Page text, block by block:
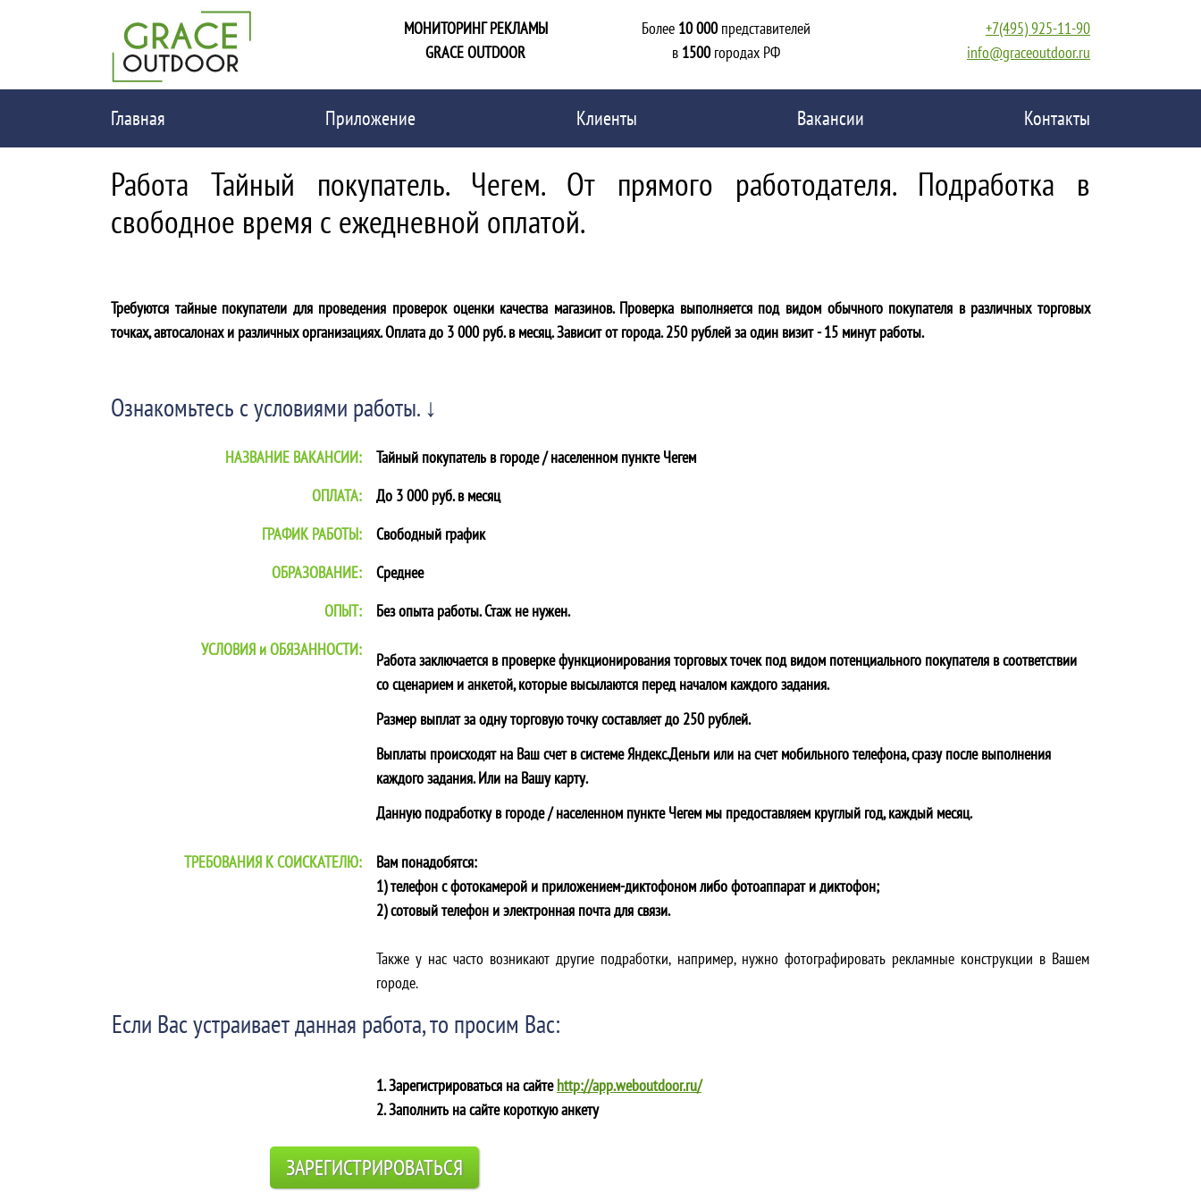
МОНИТОРИНГ РЕКЛАМЫ
GRACE OUTDOOR
Более 10 000представителей
в 1500городах РФ
+7(495) 925-11-90
info@graceoutdoor.ru
Главная Приложение Клиенты Вакансии Контакты
Работа Тайный покупатель. Чегем. От прямого работодателя. Подработка в
свободное время с ежедневной оплатой.
Требуются тайные покупатели для проведения проверок оценки качества магазинов. Проверка выполняется под видом обычного покупателя в различных торговых
точках, автосалонах и различных организациях. Оплата до 3 000 руб. в месяц. Зависит от города. 250 рублей за один визит - 15 минут работы.
Ознакомьтесь с условиями работы. ↓
НАЗВАНИЕ ВАКАНСИИ: Тайный покупатель в городе / населенном пунктеЧегем
ОПЛАТА:
До 3 000 руб. в месяц
ГРАФИК РАБОТЫ:
Свободный график
ОБРАЗОВАНИЕ:
Среднее
ОПЫТ:
Без опыта работы. Стаж не нужен.
УСЛОВИЯ и ОБЯЗАННОСТИ:
Работа заключается в проверке функционирования торговых точек под видом потенциального покупателя в соответствии
со сценарием и анкетой, которые высылаются перед началом каждого задания.
Размер выплат за одну торговую точку составляет до 250 рублей.
Выплаты происходят на Ваш счет в системе Яндекс.Деньги или на счет мобильного телефона, сразу после выполнения
каждого задания. Или на Вашу карту.
Данную подработку в городе / населенном пункте Чегем мы предоставляем круглый год, каждый месяц.
ТРЕБОВАНИЯ К СОИСКАТЕЛЮ:
Вам понадобятся:
1) телефон с фотокамерой и приложением-диктофоном либо фотоаппарат и диктофон;
2) сотовый телефон и электронная почта для связи.
Также у нас часто возникают другие подработки, например, нужно фотографировать рекламные конструкции в Вашем
городе.
Если Вас устраивает данная работа, то просим Вас:
1. Зарегистрироваться на сайтеhttp://app.weboutdoor.ru/
2. Заполнить на сайте короткую анкету
ЗАРЕГИСТРИРОВАТЬСЯ